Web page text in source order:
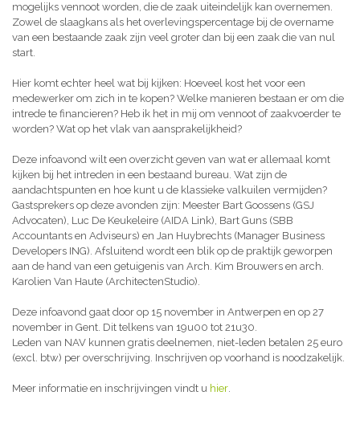
mogelijks vennoot worden, die de zaak uiteindelijk kan overnemen.
Zowel de slaagkans als het overlevingspercentage bij de overname
van een bestaande zaak zijn veel groter dan bij een zaak die van nul
start.
Hier komt echter heel wat bij kijken: Hoeveel kost het voor een
medewerker om zich in te kopen? Welke manieren bestaan er om die
intrede te financieren? Heb ik het in mij om vennoot of zaakvoerder te
worden? Wat op het vlak van aansprakelijkheid?
Deze infoavond wilt een overzicht geven van wat er allemaal komt
kijken bij het intreden in een bestaand bureau. Wat zijn de
aandachtspunten en hoe kunt u de klassieke valkuilen vermijden?
Gastsprekers op deze avonden zijn: Meester Bart Goossens (GSJ
Advocaten), Luc De Keukeleire (AIDA Link), Bart Guns (SBB
Accountants en Adviseurs) en Jan Huybrechts (Manager Business
Developers ING). Afsluitend wordt een blik op de praktijk geworpen
aan de hand van een getuigenis van Arch. Kim Brouwers en arch.
Karolien Van Haute (ArchitectenStudio).
Deze infoavond gaat door op 15 november in Antwerpen en op 27
november in Gent. Dit telkens van 19u00 tot 21u30.
Leden van NAV kunnen gratis deelnemen, niet-leden betalen 25 euro
(excl. btw) per overschrijving. Inschrijven op voorhand is noodzakelijk.
Meer informatie en inschrijvingen vindt u hier.